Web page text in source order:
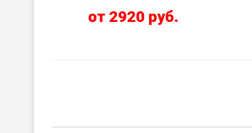
от 2920 руб.